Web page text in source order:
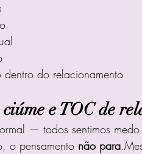
dentro do relacionamento
e TOC de
— todos sentimos
o pensamento não para